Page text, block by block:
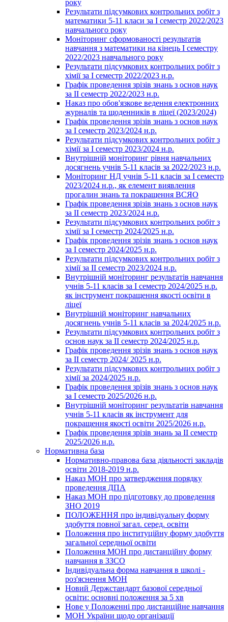
року
Результати підсумкових контрольних робіт з
математики 5-11 класи за І семестр 2022/2023
навчального року
Моніторинг сформованості результатів
навчання з математики на кінець І семестру
2022/2023 навчального року
Результати підсумкових контрольних робіт з
хімії за І семестр 2022/2023 н.р.
Графік проведення зрізів знань з основ наук
за ІІ семестр 2022/2023 н.р.
Наказ про обов'язкове ведення електронних
журналів та щоденників в ліцеї (2023/2024)
Графік проведення зрізів знань з основ наук
за І семестр 2023/2024 н.р.
Результати підсумкових контрольних робіт з
хімії за І семестр 2023/2024 н.р.
Внутрішній моніторинг рівня навчальних
досягнень учнів 5-11 класів за 2022/2023 н.р.
Моніторинг НД учнів 5-11 класів за І семестр
2023/2024 н.р., як елемент виявлення
прогалин знань та покращення ВСЯО
Графік проведення зрізів знань з основ наук
за ІІ семестр 2023/2024 н.р.
Результати підсумкових контрольних робіт з
хімії за І семестр 2024/2025 н.р.
Графік проведення зрізів знань з основ наук
за І семестр 2024/2025 н.р.
Результати підсумкових контрольних робіт з
хімії за ІІ семестр 2023/2024 н.р.
Внутрішній моніторинг результатів навчання
учнів 5-11 класів за І семестр 2024/2025 н.р.
як інструмент покращення якості освіти в
ліцеї
Внутрішній моніторинг навчальних
досягнень учнів 5-11 класів за 2024/2025 н.р.
Результати підсумкових контрольних робіт з
основ наук за ІІ семестр 2024/2025 н.р.
Графік проведення зрізів знань з основ наук
за ІІ семестр 2024/ 2025 н.р.
Результати підсумкових контрольних робіт з
хімії за 2024/2025 н.р.
Графік проведення зрізів знань з основ наук
за І семестр 2025/2026 н.р.
Внутрішній моніторинг результатів навчання
учнів 5-11 класів як інструмент для
покращення якості освіти 2025/2026 н.р.
Графік проведення зрізів знань за ІІ семестр
2025/2026 н.р.
Нормативна база
Нормативно-правова база діяльності закладів
освіти 2018-2019 н.р.
Наказ МОН про затвердження порядку
проведення ДПА
Наказ МОН про підготовку до проведення
ЗНО 2019
ПОЛОЖЕННЯ про індивідуальну форму
здобуття повної загал. серед. освіти
Положення про інституційну форму здобуття
загальної середньої освіти
Положення МОН про дистанційну форму
навчання в ЗЗСО
Індивідуальна форма навчання в школі -
роз'яснення МОН
Новий Держстандарт базової середньої
освіти: основні положення за 5 хв
Нове у Положенні про дистанційне навчання
МОН України щодо організації